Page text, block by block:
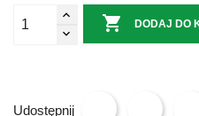
 DODAJ DO
Udostępnij